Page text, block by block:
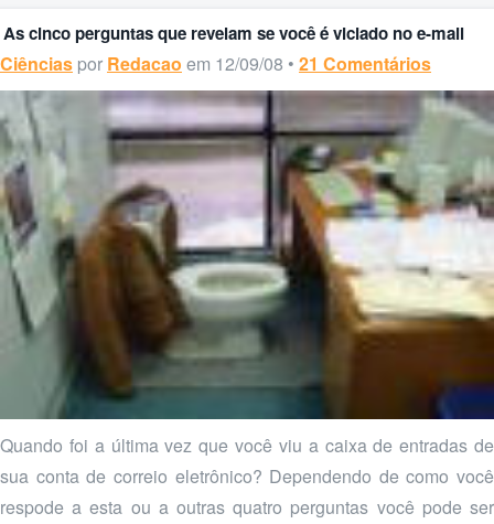
As cinco perguntas que revelam se você é viciado no e-mail
Ciências por Redacao em 12/09/08 • 21 Comentários
Quando foi a última vez que você viu a caixa de entradas de
sua conta de correio eletrônico? Dependendo de como você
respode a esta ou a outras quatro perguntas você pode ser